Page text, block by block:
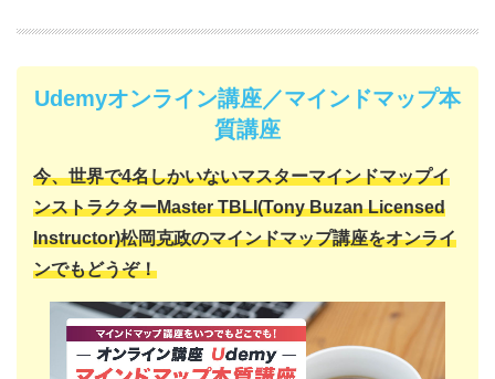
Udemyオンライン講座／マインドマップ本
質講座
今、世界で4名しかいないマスターマインドマップイ
ンストラクターMaster TBLI(Tony Buzan Licensed
Instructor)松岡克政のマインドマップ講座をオンライ
ンでもどうぞ！